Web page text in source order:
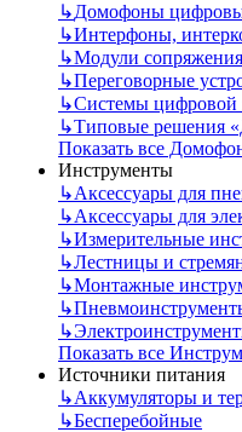
↳Домофоны
↳Интерфоны,
↳Модули сопряжения
↳Переговорные
↳Системы цифровой
↳Типовые решения
Показать все
Инструменты
↳Аксессуары для
↳Аксессуары для
↳Измерительные
↳Лестницы и
↳Монтажные
↳
↳
Показать все
Источники питания
↳Аккумуляторы и
↳Бесперебойные